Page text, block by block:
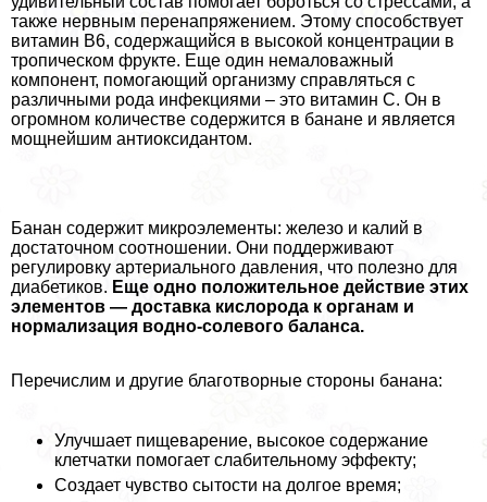
также нервным перенапряжением. Этому способствует
витамин B6, содержащийся в высокой концентрации в
тропическом фрукте. Еще один немаловажный
компонент, помогающий организму справляться с
различными рода инфекциями – это витамин С. Он в
огромном количестве содержится в банане и является
мощнейшим антиоксидантом.
Банан содержит микроэлементы: железо и калий в
достаточном соотношении. Они поддерживают
регулировку артериального давления, что полезно для
диабетиков. Еще одно положительное действие этих
элементов — доставка кислорода к органам и
нормализация водно-солевого баланса.
Перечислим и другие благотворные стороны банана:
Улучшает пищеварение, высокое содержание
клетчатки помогает слабительному эффекту;
Создает чувство сытости на долгое время;